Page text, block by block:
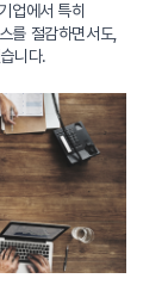
업에서 특히
를 절감하면서도,
니다.